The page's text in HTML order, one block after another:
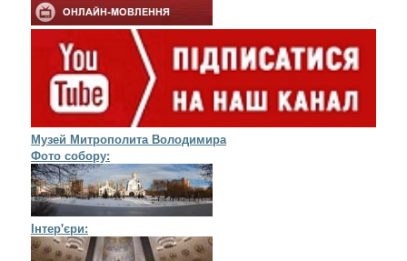
Музей Митрополита Володимира
Фото собору:
Інтер'єри: